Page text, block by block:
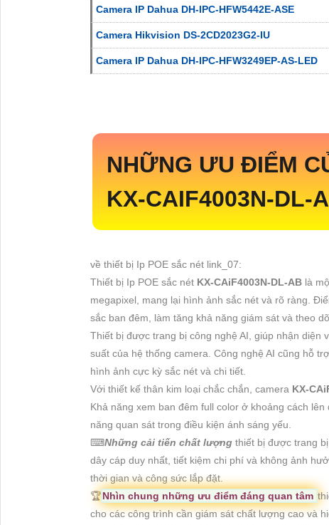
Camera IP Dahua DH-IPC-HFW5442E-ASE
Camera Hikvision DS-2CD2023G2-IU
Camera IP Dahua DH-IPC-HFW3249EP-AS-LED
NHỮNG ƯU ĐIỂM
KX-CAIF4003N-DL-
về thiết bị Ip POE sắc nét link_07:
Thiết bị Ip POE sắc nét KX-CAiF4003N-DL-AB là
megapixel, mang lại hình ảnh sắc nét và rõ ràng.
sắc ban đêm, làm tăng khả năng giám sát và theo
Thiết bị được trang bị công nghệ AI, giúp nhận
suất của hệ thống camera. Công nghệ AI cũng hỗ
hình ảnh cực kỳ sắc nét và chi tiết.
Với thiết kế thân kim loại chắc chắn, camera KX-
Khả năng xem ban đêm full color ở khoảng cách
năng quan sát trong điều kiện ánh sáng yếu.
⌨Những cải tiến chất lượng thiết bị được trang
dây cáp duy nhất, tiết kiệm chi phí và không ảnh
thời gian và công sức lắp đặt.
🏆Nhìn chung những ưu điểm đáng quan tâm
cho các công trình cần giám sát chất lượng cao và